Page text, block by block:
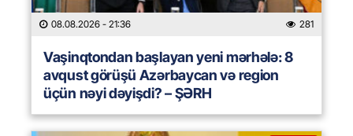
08.08.2026 - 21:36 281
Vaşinqtondan başlayan yeni mərhələ: 8
avqust görüşü Azərbaycan və region
üçün nəyi dəyişdi? – ŞƏRH